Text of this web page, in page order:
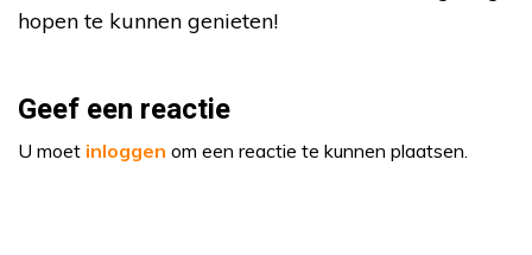
hopen te kunnen genieten!
Geef een reactie
U moet inloggen om een reactie te kunnen plaatsen.